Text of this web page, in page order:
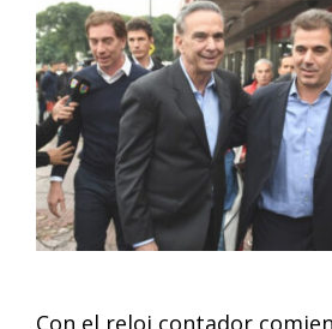
Con el reloj contador